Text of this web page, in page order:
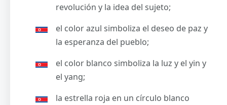
revolución y la idea del sujeto;
el color azul simboliza el deseo de paz y
la esperanza del pueblo;
el color blanco simboliza la luz y el yin y
el yang;
la estrella roja en un círculo blanco